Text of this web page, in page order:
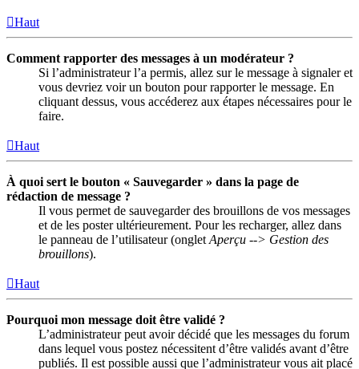
Haut
Comment rapporter des messages à un modérateur ?
Si l’administrateur l’a permis, allez sur le message à signaler et
vous devriez voir un bouton pour rapporter le message. En
cliquant dessus, vous accéderez aux étapes nécessaires pour le
faire.
Haut
À quoi sert le bouton « Sauvegarder » dans la page de
rédaction de message ?
Il vous permet de sauvegarder des brouillons de vos messages
et de les poster ultérieurement. Pour les recharger, allez dans
le panneau de l’utilisateur (onglet Aperçu --> Gestion des
brouillons).
Haut
Pourquoi mon message doit être validé ?
L’administrateur peut avoir décidé que les messages du forum
dans lequel vous postez nécessitent d’être validés avant d’être
publiés. Il est possible aussi que l’administrateur vous ait placé